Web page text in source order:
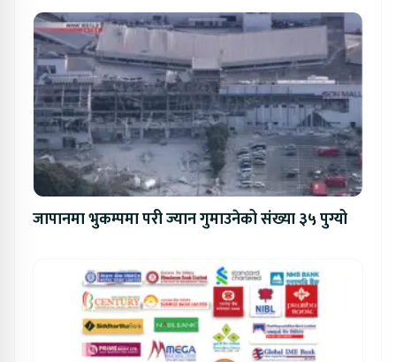
जापानमा भुकम्पमा परी ज्यान गुमाउनेको संख्या ३५ पुग्यो